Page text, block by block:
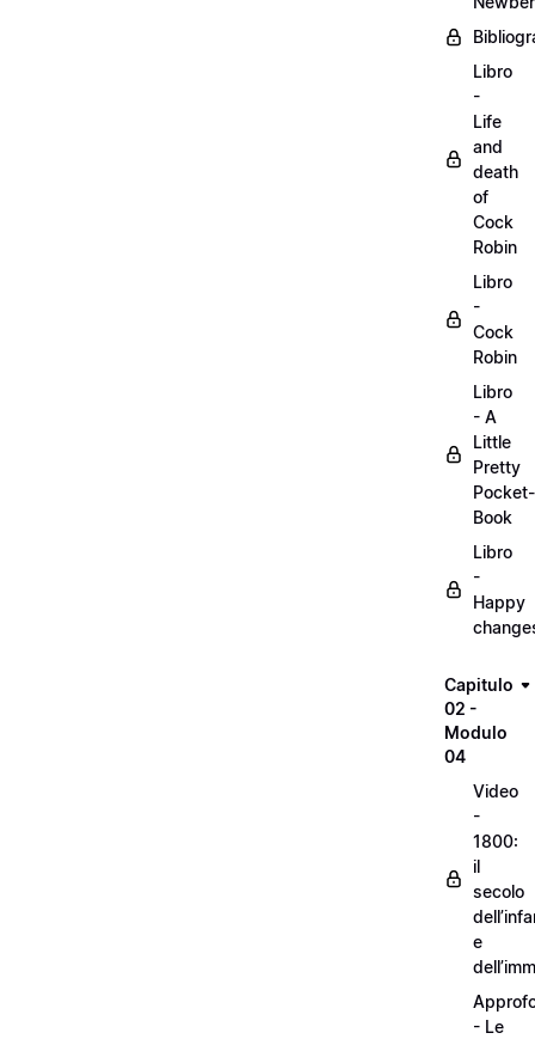
Libro
-
Life
and
death
of
Cock
Robin
Libro
-
Cock
Robin
Libro
- A
Little
Pretty
Pocket-
Book
Libro
-
Happy
Capitulo
02 -
Modulo
04
Video
-
1800:
il
secolo
e
- Le